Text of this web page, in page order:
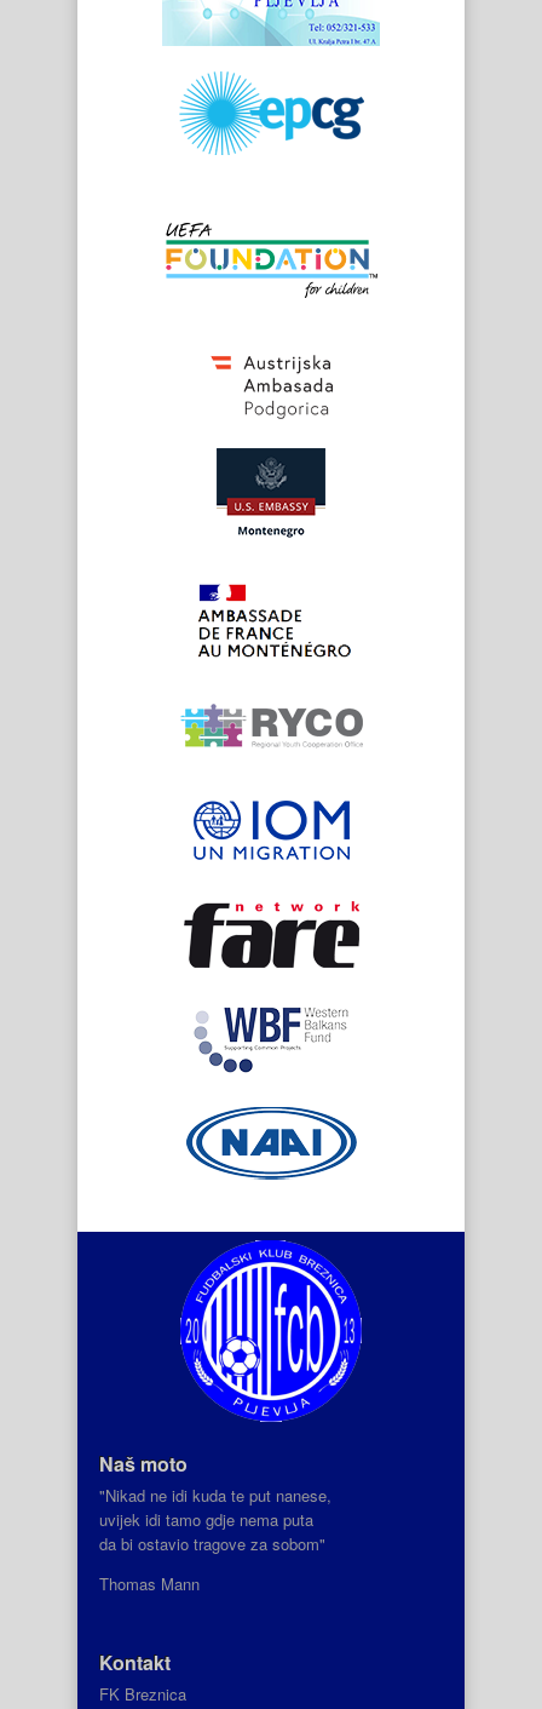
Naš moto
"Nikad ne idi kuda te put nanese,
uvijek idi tamo gdje nema puta
da bi ostavio tragove za sobom"
Thomas Mann
Kontakt
FK Breznica